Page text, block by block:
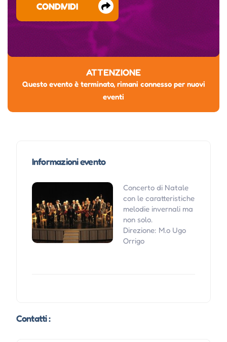
CONDIVIDI
ATTENZIONE
Questo evento è terminato, rimani connesso per nuovi
eventi
Informazioni evento
Concerto di Natale
con le caratteristiche
melodie invernali ma
non solo.
Direzione: M.o Ugo
Orrigo
Contatti :